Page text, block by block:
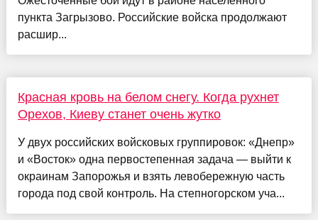
пункта Загрызово. Российские войска продолжают
расшир...
Красная кровь на белом снегу. Когда рухнет
Орехов, Киеву станет очень жутко
У двух российских войсковых группировок: «Днепр»
и «Восток» одна первостепенная задача — выйти к
окраинам Запорожья и взять левобережную часть
города под свой контроль. На степногорском уча...